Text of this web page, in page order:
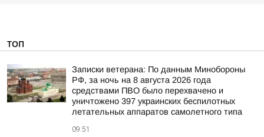
ТОП
Записки ветерана: По данным Минобороны
РФ, за ночь на 8 августа 2026 года
средствами ПВО было перехвачено и
уничтожено 397 украинских беспилотных
летательных аппаратов самолетного типа
09:51